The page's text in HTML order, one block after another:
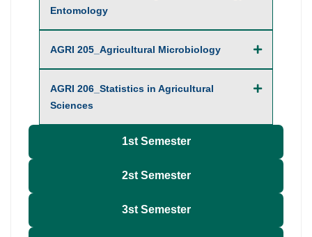
Entomology
AGRI 205_Agricultural Microbiology
AGRI 206_Statistics in Agricultural
Sciences
1st Semester
2st Semester
3st Semester